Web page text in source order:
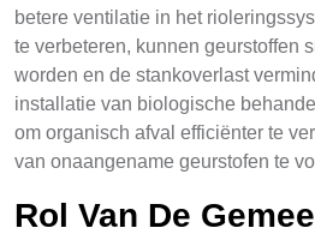
betere ventilatie in het
te verbeteren, kunnen geurstoffen
worden en de stankoverlast
installatie van biologische
om organisch afval efficiënter te
van onaangename geurstofen te
Rol Van De